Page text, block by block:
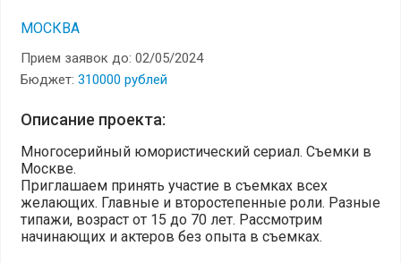
МОСКВА
Прием заявок до: 02/05/2024
Бюджет: 310000 рублей
Описание проекта:
Многосерийный юмористический сериал. Съемки в
Москве.
Приглашаем принять участие в съемках всех
желающих. Главные и второстепенные роли. Разные
типажи, возраст от 15 до 70 лет. Рассмотрим
начинающих и актеров без опыта в съемках.